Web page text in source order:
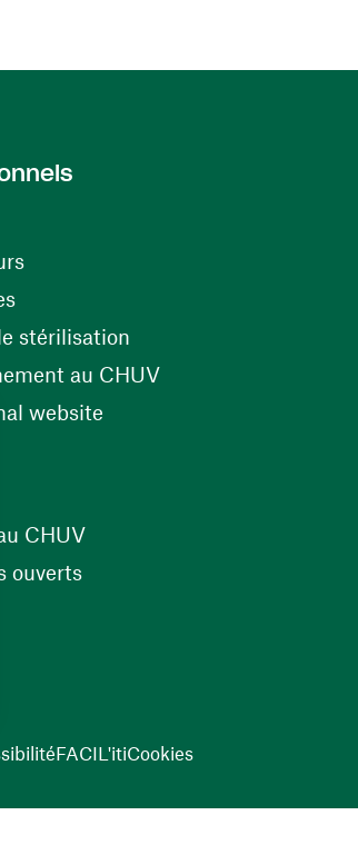
(opens in a new window)
stérilisation
au CHUV(opens in a new
website
CHUV(opens in a new window)
ouverts(opens in a new window)
FACIL'itiCookies